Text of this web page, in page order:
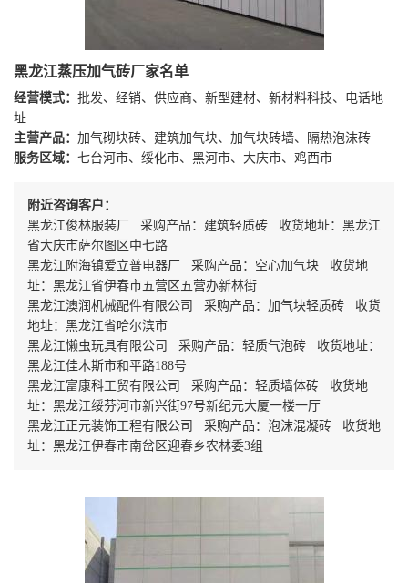
黑龙江蒸压加气砖厂家名单
经营模式： 批发、经销、供应商、新型建材、新材料科技、电话地
址
主营产品： 加气砌块砖、建筑加气块、加气块砖墙、隔热泡沫砖
服务区域： 七台河市、绥化市、黑河市、大庆市、鸡西市
附近咨询客户：
黑龙江俊林服装厂 采购产品：建筑轻质砖 收货地址：黑龙江
省大庆市萨尔图区中七路
黑龙江附海镇爱立普电器厂 采购产品：空心加气块 收货地
址：黑龙江省伊春市五营区五营办新林街
黑龙江澳润机械配件有限公司 采购产品：加气块轻质砖 收货
地址：黑龙江省哈尔滨市
黑龙江懒虫玩具有限公司 采购产品：轻质气泡砖 收货地址：
黑龙江佳木斯市和平路188号
黑龙江富康科工贸有限公司 采购产品：轻质墙体砖 收货地
址：黑龙江绥芬河市新兴街97号新纪元大厦一楼一厅
黑龙江正元装饰工程有限公司 采购产品：泡沫混凝砖 收货地
址：黑龙江伊春市南岔区迎春乡农林委3组